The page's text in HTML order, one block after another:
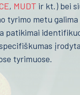
, MUDT ir kt.) bei
tyrimo metu
patikimai
tyrimuose.